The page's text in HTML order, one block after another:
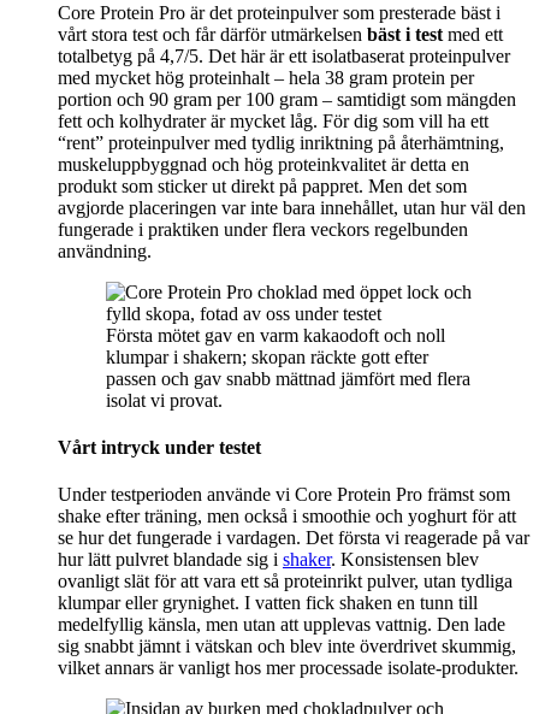
Core Protein Pro är det proteinpulver som presterade bäst i
vårt stora test och får därför utmärkelsen bäst i test med ett
totalbetyg på 4,7/5. Det här är ett isolatbaserat proteinpulver
med mycket hög proteinhalt – hela 38 gram protein per
portion och 90 gram per 100 gram – samtidigt som mängden
fett och kolhydrater är mycket låg. För dig som vill ha ett
“rent” proteinpulver med tydlig inriktning på återhämtning,
muskeluppbyggnad och hög proteinkvalitet är detta en
produkt som sticker ut direkt på pappret. Men det som
avgjorde placeringen var inte bara innehållet, utan hur väl den
fungerade i praktiken under flera veckors regelbunden
användning.
Första mötet gav en varm kakaodoft och noll
klumpar i shakern; skopan räckte gott efter
passen och gav snabb mättnad jämfört med flera
isolat vi provat.
Vårt intryck under testet
Under testperioden använde vi Core Protein Pro främst som
shake efter träning, men också i smoothie och yoghurt för att
se hur det fungerade i vardagen. Det första vi reagerade på var
hur lätt pulvret blandade sig i shaker. Konsistensen blev
ovanligt slät för att vara ett så proteinrikt pulver, utan tydliga
klumpar eller grynighet. I vatten fick shaken en tunn till
medelfyllig känsla, men utan att upplevas vattnig. Den lade
sig snabbt jämnt i vätskan och blev inte överdrivet skummig,
vilket annars är vanligt hos mer processade isolate-produkter.